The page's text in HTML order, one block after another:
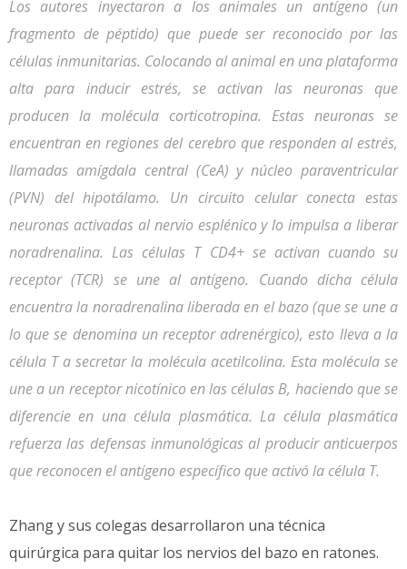
Los autores inyectaron a los animales un antígeno (un
fragmento de péptido) que puede ser reconocido por las
células inmunitarias. Colocando al animal en una plataforma
alta para inducir estrés, se activan las neuronas que
producen la molécula corticotropina. Estas neuronas se
encuentran en regiones del cerebro que responden al estrés,
llamadas amígdala central (CeA) y núcleo paraventricular
(PVN) del hipotálamo. Un circuito celular conecta estas
neuronas activadas al nervio esplénico y lo impulsa a liberar
noradrenalina. Las células T CD4+ se activan cuando su
receptor (TCR) se une al antígeno. Cuando dicha célula
encuentra la noradrenalina liberada en el bazo (que se une a
lo que se denomina un receptor adrenérgico), esto lleva a la
célula T a secretar la molécula acetilcolina. Esta molécula se
une a un receptor nicotínico en las células B, haciendo que se
diferencie en una célula plasmática. La célula plasmática
refuerza las defensas inmunológicas al producir anticuerpos
que reconocen el antígeno específico que activó la célula T.
Zhang y sus colegas desarrollaron una técnica
quirúrgica para quitar los nervios del bazo en ratones.